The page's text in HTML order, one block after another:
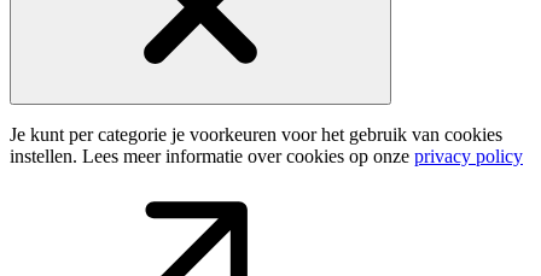
Je kunt per categorie je voorkeuren voor het gebruik van cookies
instellen. Lees meer informatie over cookies op onze privacy policy